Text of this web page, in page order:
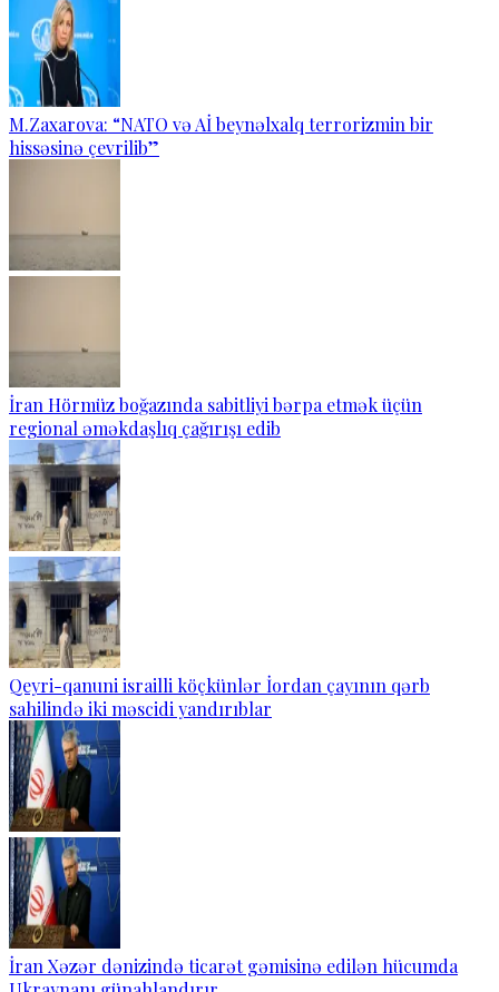
M.Zaxarova: “NATO və Aİ beynəlxalq terrorizmin bir
hissəsinə çevrilib”
İran Hörmüz boğazında sabitliyi bərpa etmək üçün
regional əməkdaşlıq çağırışı edib
Qeyri-qanuni israilli köçkünlər İordan çayının qərb
sahilində iki məscidi yandırıblar
İran Xəzər dənizində ticarət gəmisinə edilən hücumda